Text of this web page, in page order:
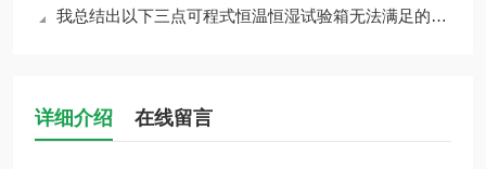
​我总结出以下三点可程式恒温恒湿试验箱无法满足的实验要求，以供大家参考
详细介绍 在线留言